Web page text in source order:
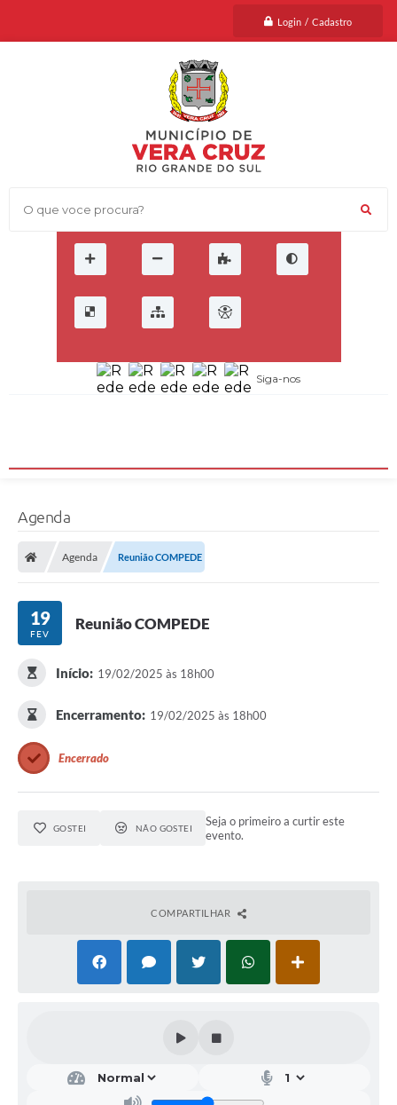
Login / Cadastro
O que voce procura?
Siga-nos
Agenda
Agenda Reunião COMPEDE
19
FEV
Reunião COMPEDE
Início: 19/02/2025 às 18h00
Encerramento: 19/02/2025 às 18h00
Encerrado
GOSTEI NÃO GOSTEI
Seja o primeiro a curtir este
evento.
COMPARTILHAR